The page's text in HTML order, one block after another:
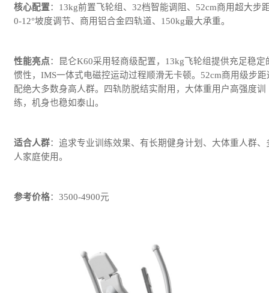
核心配置：13kg前置飞轮组、32档智能调阻、52cm商用超大步
0-12°坡度调节、商用铝合金四轨道、150kg最大承重。
性能亮点：昆仑K60采用轻商级配置，13kg飞轮组提供充足稳定
惯性，IMS一体式电磁控运动过程顺滑无卡顿。52cm商用级步距
配绝大多数身高人群。四轨防脱结实耐用，大体重用户高强度训
练，机身也稳如泰山。
适合人群：追求专业训练效果、有长期健身计划、大体重人群、
人家庭使用。
参考价格：3500-4900元